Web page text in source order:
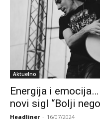
Aktuelno
Energija i
novi sigl “Bolji
Headliner - 16/07/2024